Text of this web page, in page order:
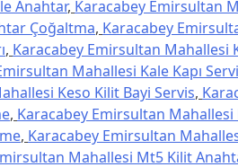
Anahtar, Karacabey Emirsultan
Çoğaltma, Karacabey
, Karacabey Emirsultan Mahallesi
Mahallesi Kale Kapı
Keso Kilit Bayi Servis,
, Karacabey Emirsultan
, Karacabey Emirsultan
Mahallesi Mt5 Kilit